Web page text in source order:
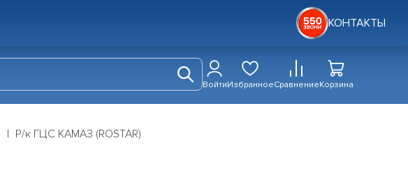
КОНТАКТЫ
ВойтиИзбранноеСравнениеКорзина
Р/к ГЦС КАМАЗ (ROSTAR)